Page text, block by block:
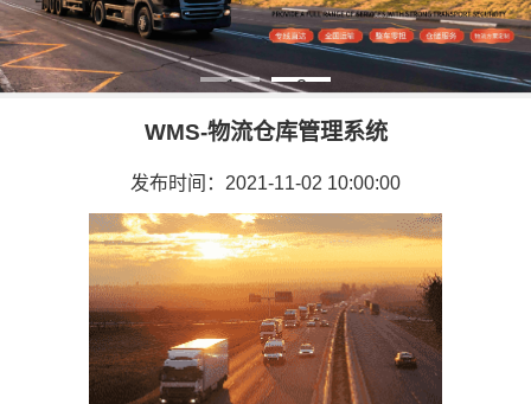
1 2
WMS-物流仓库管理系统
发布时间：2021-11-02 10:00:00